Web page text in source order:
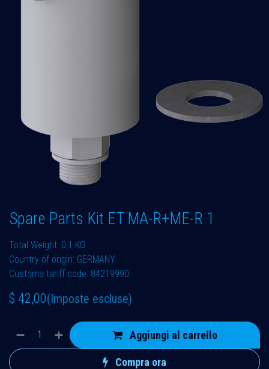
Spare Parts Kit ET MA-R+ME-R 1
Total Weight: 0,1 KG
Country of origin: GERMANY
Customs tariff code: 84219990
$ 42,00(Imposte escluse)
Aggiungi al carrello
Compra ora